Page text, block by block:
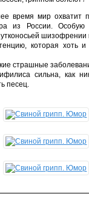
время мир охватит
из России. Особую
которая хоть
страшные
сильна, как
песец.